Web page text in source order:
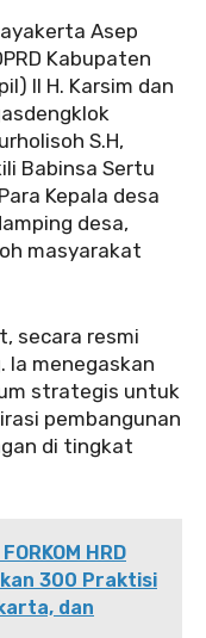
Asep
Kabupaten
II H. Karsim dan
S.H,
Babinsa Sertu
Kepala desa
desa,
masyarakat
secara resmi
Ia menegaskan
strategis untuk
pembangunan
di tingkat
HRD
300 Praktisi
dan